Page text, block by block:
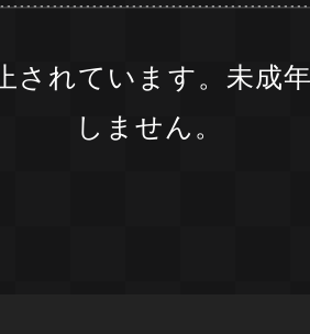
れています。未成
しません。